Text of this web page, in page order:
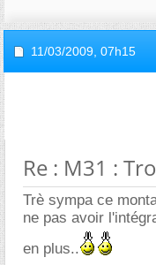
11/03/2009, 07h15
Re : M31 :
Trè sympa ce
ne pas avoir
en plus..